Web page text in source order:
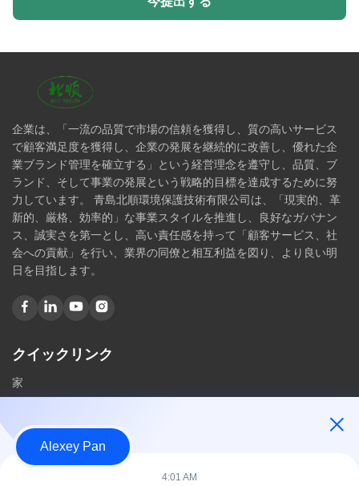
企業は、「一流の品質で市場の信頼を獲得し、質の高いサービス
で顧客満足度を獲得し、企業の発展を継続的に改善し、優れた企
業ブランド管理を確立する」という経営理念を遵守し、品質、ブ
ランド、そして事業の発展という戦略的目標を達成するために努
力しています。 青島北順環境保護技術有限公司は、「現実的、革
新的、厳格、効率的」な事業スタイルを推進し、良好なガバナン
ス、誠実さを第一とし、高い責任感を持って「顧客サービス、社
会への貢献」を行い、業界の同僚と相互利益を図り、より良い明
日を目指します。
クイックリンク
家
製品
私達に連絡しなさい
Alexey Pan
4:01 AM